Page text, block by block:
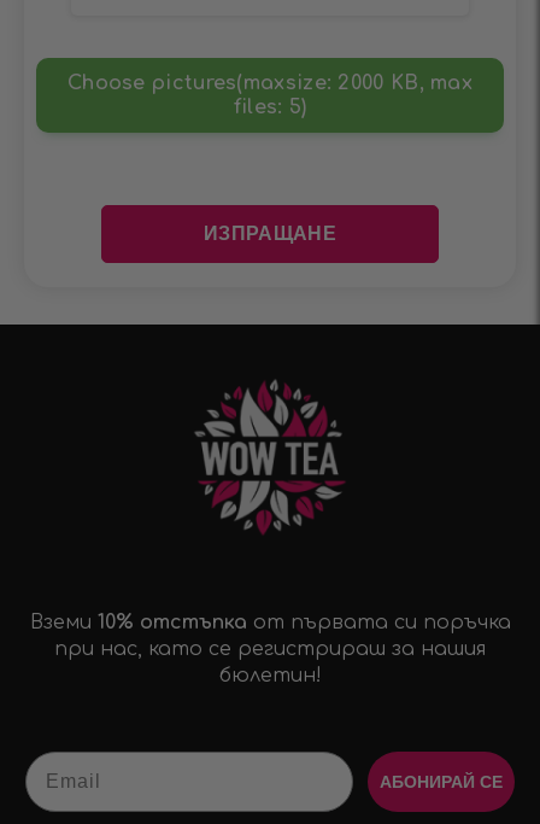
Choose pictures(maxsize: 2000 KB, max
files: 5)
Вземи 10% отстъпка от първата си поръчка
при нас, като се регистрираш за нашия
бюлетин!
Email
АБОНИРАЙ СЕ